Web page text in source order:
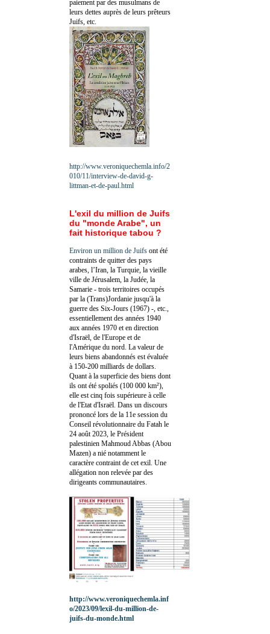
paiement par des musulmans de
leurs dettes auprès de leurs prêteurs
Juifs, etc.
http://www.veroniquechemla.info/2
010/11/interview-de-david-g-
littman-et-de-paul.html
L'exil du million de Juifs
du "monde Arabe", un
fait historique tabou ?
Environ un million de Juifs ont été
contraints de quitter des pays
arabes, l’Iran, la Turquie, la vieille
ville de Jérusalem, la Judée, la
Samarie - trois territoires occupés
par la (Trans)Jordanie jusqu'à la
guerre des Six-Jours (1967) -, etc.,
essentiellement des années 1940
aux années 1970 et en direction
d'Israël, de l'Europe et de
l'Amérique du nord. La valeur de
leurs biens abandonnés est évaluée
à 150-200 milliards de dollars.
Quant à la superficie des biens dont
ils ont été spoliés (100 000 km²),
elle est cinq fois supérieure à celle
de l'Etat d'Israël. Dans un discours
prononcé lors de la 11e session du
Conseil révolutionnaire du Fatah le
24 août 2023, le Président
palestinien Mahmoud Abbas (Abou
Mazen) a nié notamment le
caractère contraint de cet exil. Une
allégation non relevée par des
dirigeants communautaires.
http://www.veroniquechemla.inf
o/2023/09/lexil-du-million-de-
juifs-du-monde.html